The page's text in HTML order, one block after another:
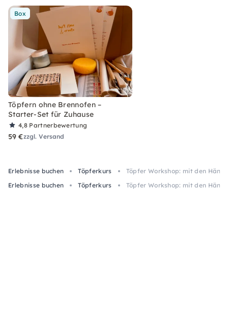
Box
Töpfern ohne Brennofen –
Starter-Set für Zuhause
4,8 Partnerbewertung
59 €zzgl. Versand
Erlebnisse buchen Töpferkurs
Töpfer Workshop: mit den
Erlebnisse buchen
Töpferkurs Töpfer Workshop: mit den